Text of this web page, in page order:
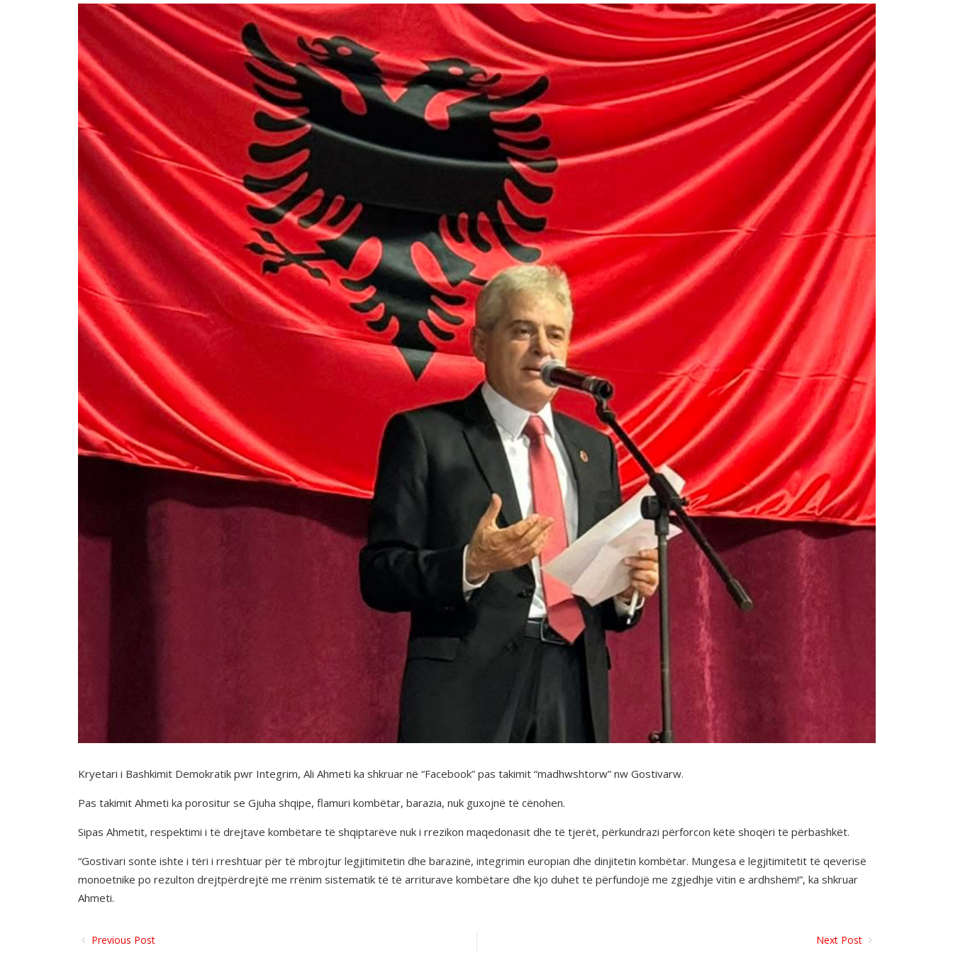
Kryetari i Bashkimit Demokratik pwr Integrim, Ali Ahmeti ka shkruar në “Facebook” pas takimit “madhwshtorw” nw Gostivarw.
Pas takimit Ahmeti ka porositur se Gjuha shqipe, flamuri kombëtar, barazia, nuk guxojnë të cënohen.
Sipas Ahmetit, respektimi i të drejtave kombëtare të shqiptarëve nuk i rrezikon maqedonasit dhe të tjerët, përkundrazi përforcon këtë shoqëri të përbashkët.
“Gostivari sonte ishte i tëri i rreshtuar për të mbrojtur legjitimitetin dhe barazinë, integrimin europian dhe dinjitetin kombëtar. Mungesa e legjitimitetit të qeverisë
monoetnike po rezulton drejtpërdrejtë me rrënim sistematik të të arriturave kombëtare dhe kjo duhet të përfundojë me zgjedhje vitin e ardhshëm!”, ka shkruar
Ahmeti.
Previous Post Next Post